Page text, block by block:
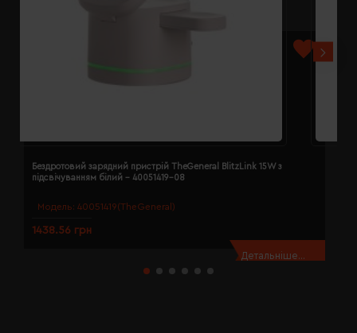
Модель: 40051419(TheGeneral)
Бездротовий зарядний пристрій TheGeneral BlitzLink 15W з
підсвічуванням білий - 40051419-08
1438.56 грн
Детальніше...